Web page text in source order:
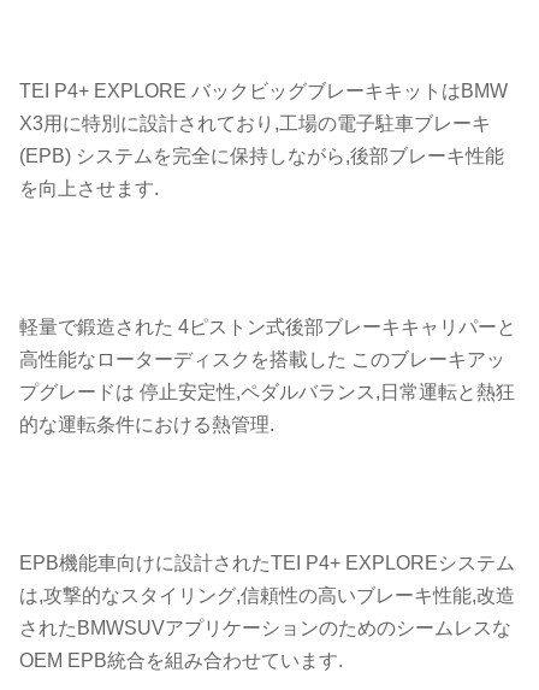
TEI P4+ EXPLORE バックビッグブレーキキットはBMW
X3用に特別に設計されており,工場の電子駐車ブレーキ
(EPB) システムを完全に保持しながら,後部ブレーキ性能
を向上させます.
軽量で鍛造された 4ピストン式後部ブレーキキャリパーと
高性能なローターディスクを搭載した このブレーキアッ
プグレードは 停止安定性,ペダルバランス,日常運転と熱狂
的な運転条件における熱管理.
EPB機能車向けに設計されたTEI P4+ EXPLOREシステム
は,攻撃的なスタイリング,信頼性の高いブレーキ性能,改造
されたBMWSUVアプリケーションのためのシームレスな
OEM EPB統合を組み合わせています.